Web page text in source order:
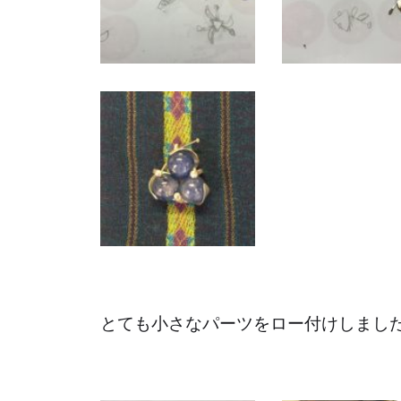
とても小さなパーツをロー付けしまし